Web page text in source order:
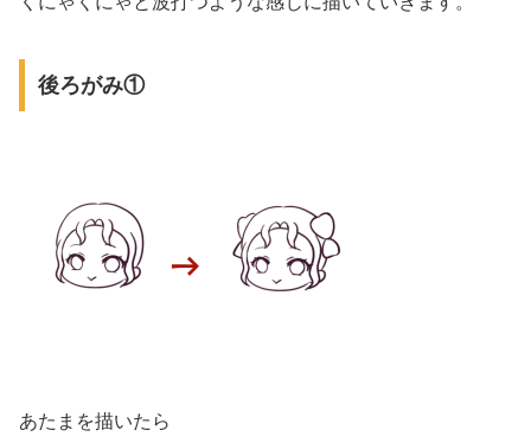
後ろがみ①
あたまを描いたら